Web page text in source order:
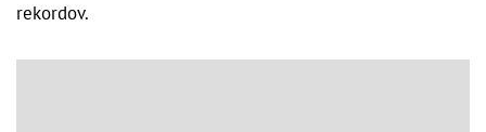
rekordov.